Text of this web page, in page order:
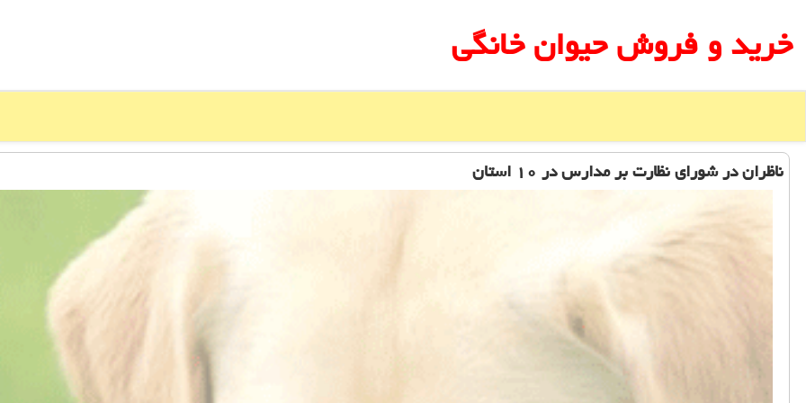
خرید و فروش حیوان خانگی
ناظران در شورای نظارت بر مدارس در ۱۰ استان